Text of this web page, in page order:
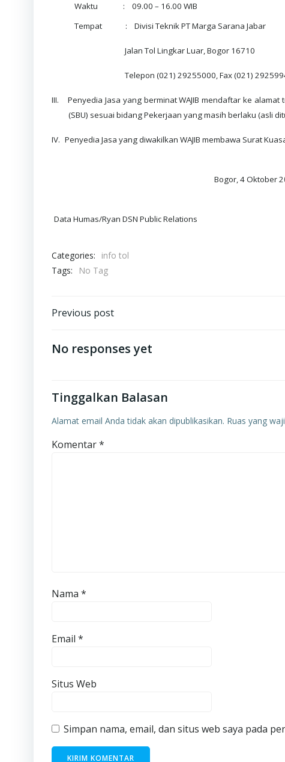
Waktu : 09.00 – 16.00 WIB
Tempat : Divisi Teknik PT Marga Sarana Jabar
Jalan Tol Lingkar Luar, Bogor 16710
Telepon (021) 29255000, Fax (021)
III.
Penyedia Jasa yang berminat WAJIB mendaftar ke
(SBU) sesuai bidang Pekerjaan yang masih berlaku (asli
IV. Penyedia Jasa yang diwakilkan WAJIB membawa Surat
Bogor, 4 Oktober
Data Humas/Ryan DSN Public Relations
Categories:
info tol
Tags:
No Tag
Navigasi
pos
Previous post
No responses yet
Tinggalkan Balasan
Alamat email Anda tidak akan dipublikasikan. Ruas yang
Komentar*
Nama *
Email *
Situs Web
Simpan nama, email, dan situs web saya pada